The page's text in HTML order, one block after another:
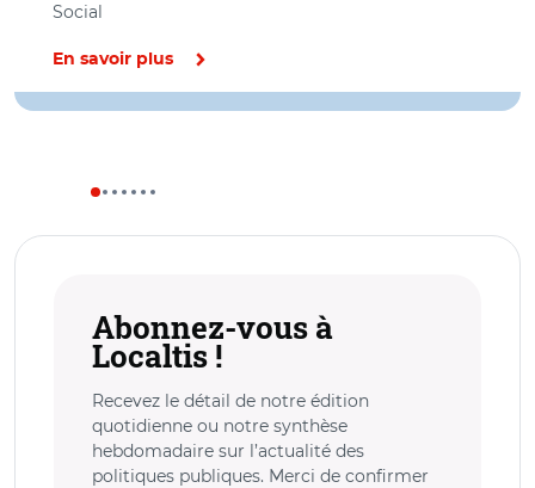
Social
En savoir plus
Abonnez-vous à
Localtis !
Recevez le détail de notre édition
quotidienne ou notre synthèse
hebdomadaire sur l’actualité des
politiques publiques. Merci de confirmer